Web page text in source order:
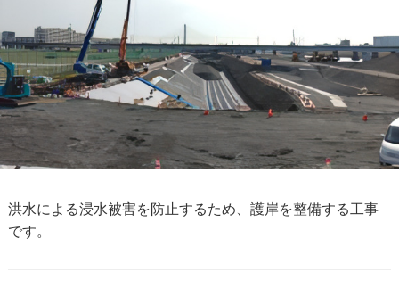
洪水による浸水被害を防止するため、護岸を整備する工事
です。